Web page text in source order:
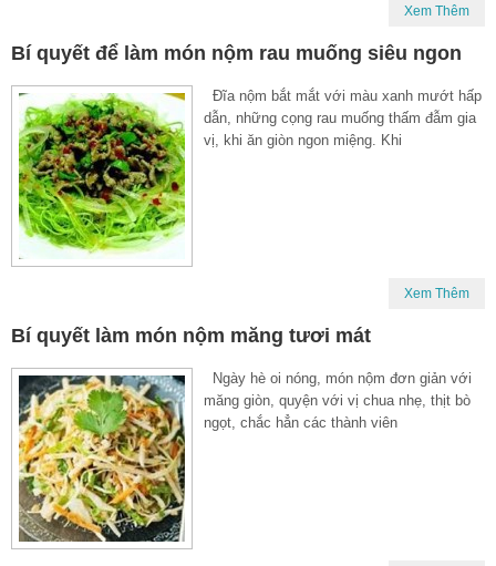
Xem Thêm
Bí quyết để làm món nộm rau muống siêu ngon
Đĩa nộm bắt mắt với màu xanh mướt hấp
dẫn, những cọng rau muống thấm đẫm gia
vị, khi ăn giòn ngon miệng. Khi
Xem Thêm
Bí quyết làm món nộm măng tươi mát
Ngày hè oi nóng, món nộm đơn giản với
măng giòn, quyện với vị chua nhẹ, thịt bò
ngọt, chắc hẳn các thành viên